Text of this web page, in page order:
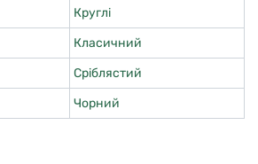
Круглі
Класичний
Сріблястий
Чорний